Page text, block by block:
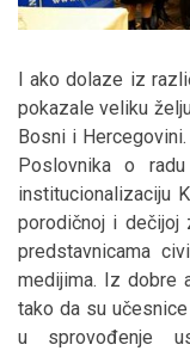
I ako dolaze iz
pokazale veliku
Bosni i
Poslovnika o
institucionalizaciju
porodičnoj i dečijoj
predstavnicama
medijima. Iz dobre
tako da su
u sprovođenje